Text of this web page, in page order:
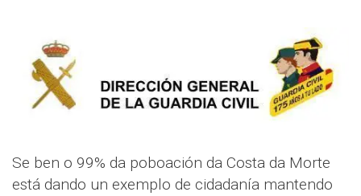
Se ben o 99% da poboación da Costa da Morte
está dando un exemplo de cidadanía mantendo